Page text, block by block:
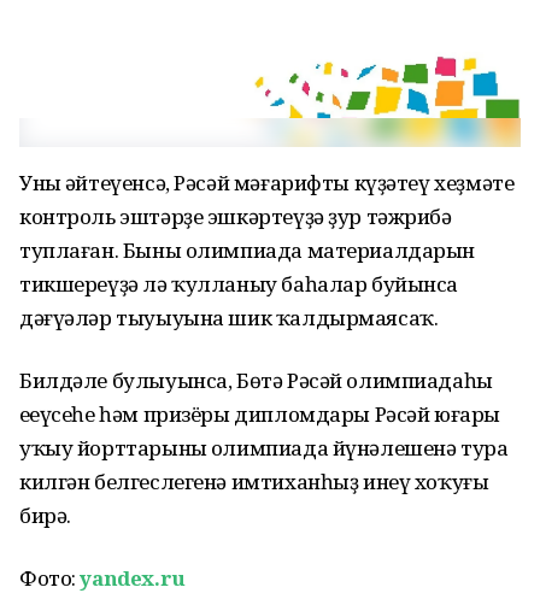
Уның әйтеүенсә, Рәсәй мәғарифты күҙәтеү хеҙмәте
контроль эштәрҙе эшкәртеүҙә ҙур тәжрибә
туплаған. Быны олимпиада материалдарын
тикшереүҙә лә ҡулланыу баһалар буйынса
дәғүәләр тыуыуына шик ҡалдырмаясаҡ.
Билдәле булыуынса, Бөтә Рәсәй олимпиадаһы
еңеүсеһе һәм призёры дипломдары Рәсәй юғары
уҡыу йорттарының олимпиада йүнәлешенә тура
килгән белгеслегенә имтиханһыҙ инеү хоҡуғы
бирә.
Фото:yandex.ru